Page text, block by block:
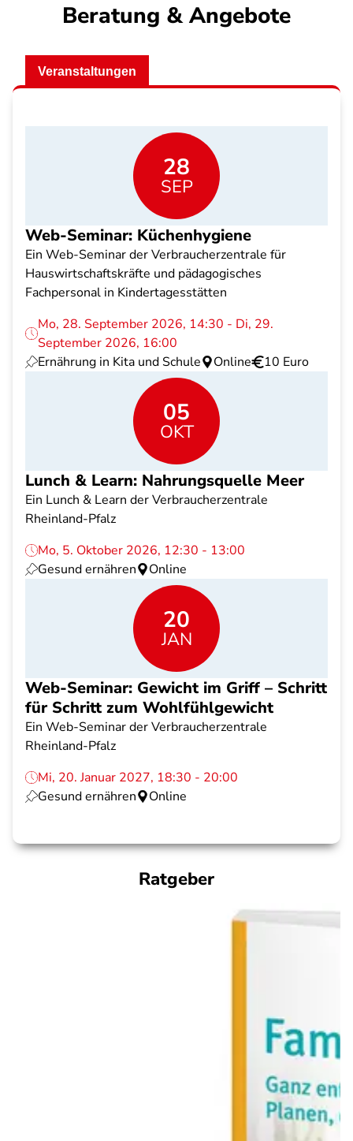
Beratung & Angebote
Veranstaltungen
28
SEP
Web-Seminar: Küchenhygiene
Ein Web-Seminar der Verbraucherzentrale für
Hauswirtschaftskräfte und pädagogisches
Fachpersonal in Kindertagesstätten
Mo, 28. September 2026, 14:30 - Di, 29.
September 2026, 16:00
Ernährung in Kita und Schule
Online 10 Euro
05
OKT
Lunch & Learn: Nahrungsquelle Meer
Ein Lunch & Learn der Verbraucherzentrale
Rheinland-Pfalz
Mo, 5. Oktober 2026, 12:30 - 13:00
Gesund ernähren
Online
20
JAN
Web-Seminar: Gewicht im Griff – Schritt
für Schritt zum Wohlfühlgewicht
Ein Web-Seminar der Verbraucherzentrale
Rheinland-Pfalz
Mi, 20. Januar 2027, 18:30 - 20:00
Gesund ernähren
Online
Ratgeber